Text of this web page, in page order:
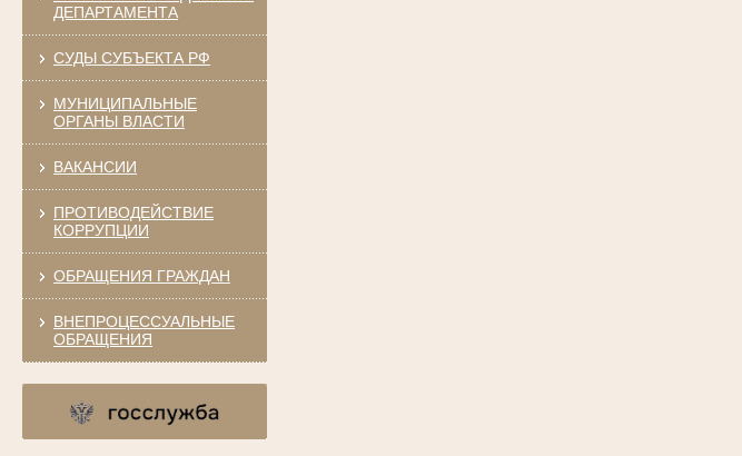
ДЕПАРТАМЕНТА
СУДЫ СУБЪЕКТА РФ
МУНИЦИПАЛЬНЫЕ
ОРГАНЫ ВЛАСТИ
ВАКАНСИИ
ПРОТИВОДЕЙСТВИЕ
КОРРУПЦИИ
ОБРАЩЕНИЯ ГРАЖДАН
ВНЕПРОЦЕССУАЛЬНЫЕ
ОБРАЩЕНИЯ